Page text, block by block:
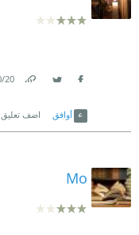
20‏/10‏/2025
أوافق اضف تعليق
Mo